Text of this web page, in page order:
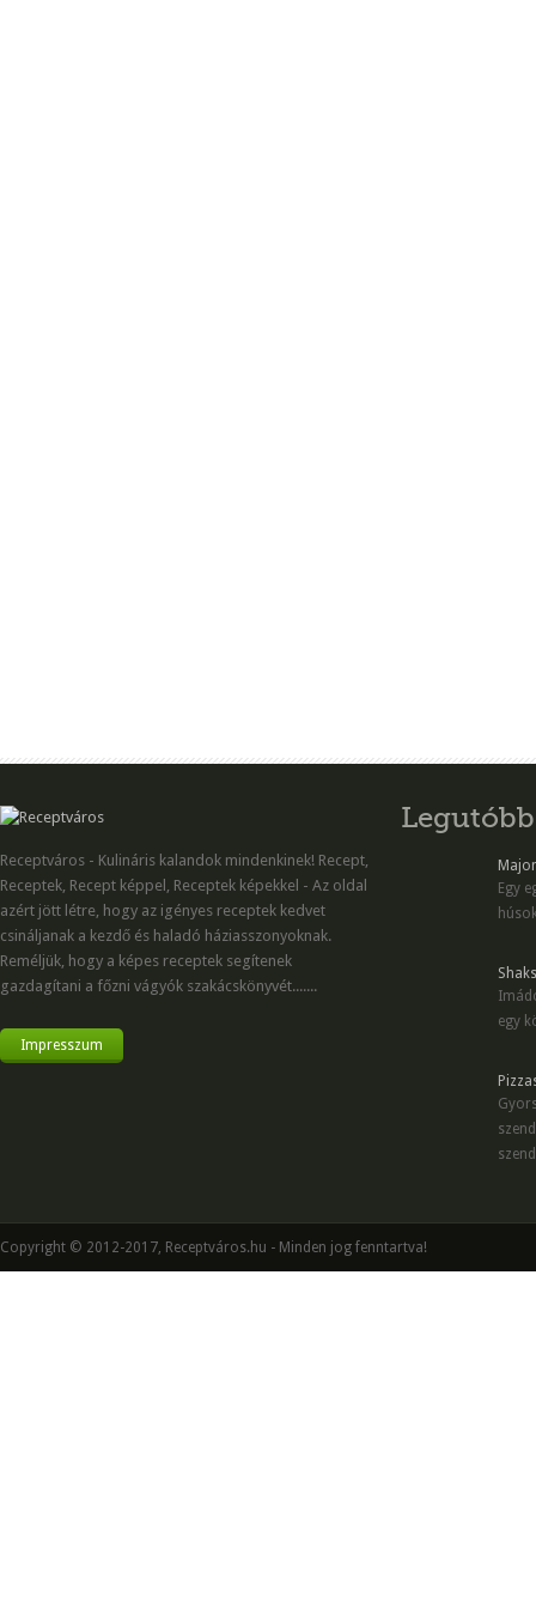
Receptváros - Kulináris kalandok mindenkinek! Recept,
Receptek, Recept képpel, Receptek képekkel - Az oldal
azért jött létre, hogy az igényes receptek kedvet
csináljanak a kezdő és haladó háziasszonyoknak.
Reméljük, hogy a képes receptek segítenek
gazdagítani a főzni vágyók szakácskönyvét.......
Impresszum
Egy
egy
Copyright © 2012-2017, Receptváros.hu - Minden jog fenntartva!